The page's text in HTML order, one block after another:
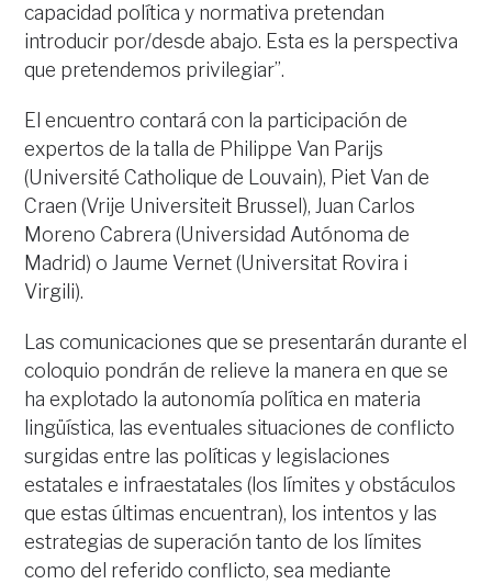
capacidad política y normativa pretendan
introducir por/desde abajo. Esta es la perspectiva
que pretendemos privilegiar”.
El encuentro contará con la participación de
expertos de la talla de Philippe Van Parijs
(Université Catholique de Louvain), Piet Van de
Craen (Vrije Universiteit Brussel), Juan Carlos
Moreno Cabrera (Universidad Autónoma de
Madrid) o Jaume Vernet (Universitat Rovira i
Virgili).
Las comunicaciones que se presentarán durante el
coloquio pondrán de relieve la manera en que se
ha explotado la autonomía política en materia
lingüística, las eventuales situaciones de conflicto
surgidas entre las políticas y legislaciones
estatales e infraestatales (los límites y obstáculos
que estas últimas encuentran), los intentos y las
estrategias de superación tanto de los límites
como del referido conflicto, sea mediante